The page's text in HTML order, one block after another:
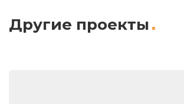
Другие проекты